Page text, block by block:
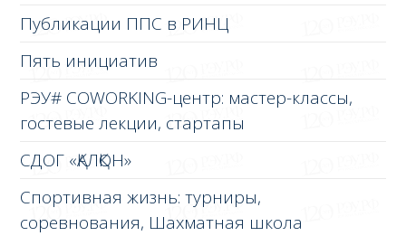
Публикации ППС в РИНЦ
Пять инициатив
РЭУ# COWORKING-центр: мастер-классы,
гостевые лекции, стартапы
СДОГ «ҚАЛҚОН»
Спортивная жизнь: турниры,
соревнования, Шахматная школа